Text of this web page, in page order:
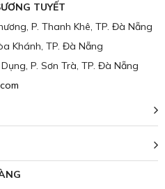
TUYẾT
P. Thanh Khê, TP. Đà Nẵng
Khánh, TP. Đà Nẵng
P. Sơn Trà, TP. Đà Nẵng